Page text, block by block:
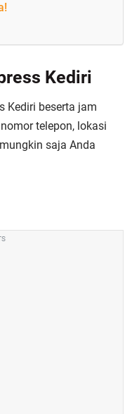
Kediri
Kediri beserta jam
telepon, lokasi
saja Anda